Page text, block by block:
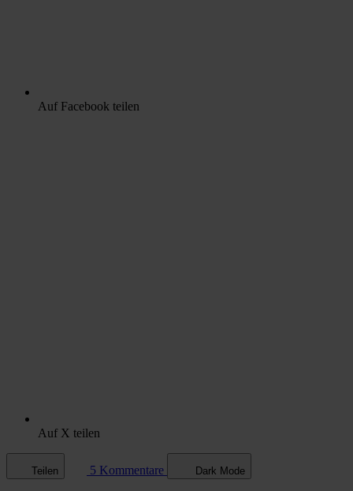
Auf Facebook teilen
Auf X teilen
Teilen 5 Kommentare Dark Mode